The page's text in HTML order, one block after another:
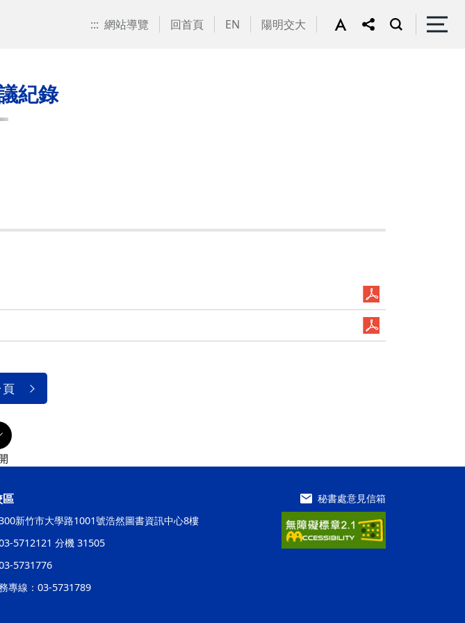
::: 網站導覽 回首頁 EN 陽明交大
紀錄
區
新竹市大學路1001號浩然圖書資訊中心8樓
5712121 分機 31505
5731776
專線：03-5731789
秘書處意見信箱